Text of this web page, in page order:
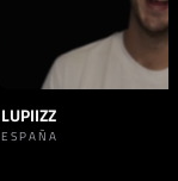
LUPIIZZ
ESPAÑA